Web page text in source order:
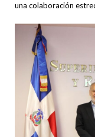
una colaboración